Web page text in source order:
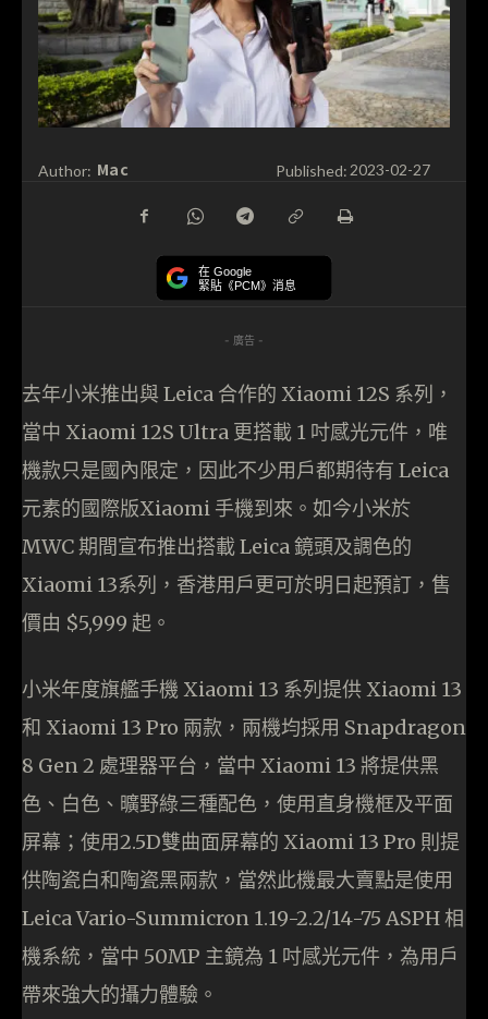
Author: Mac Published:2023-02-27
在 Google
緊貼《PCM》消息
- 廣告 -
去年小米推出與 Leica 合作的 Xiaomi 12S 系列，
當中 Xiaomi 12S Ultra 更搭載 1 吋感光元件，唯
機款只是國內限定，因此不少用戶都期待有 Leica
元素的國際版Xiaomi 手機到來。如今小米於
MWC 期間宣布推出搭載 Leica 鏡頭及調色的
Xiaomi 13系列，香港用戶更可於明日起預訂，售
價由 $5,999 起。
小米年度旗艦手機 Xiaomi 13 系列提供 Xiaomi 13
和 Xiaomi 13 Pro 兩款，兩機均採用 Snapdragon
8 Gen 2 處理器平台，當中 Xiaomi 13 將提供黑
色、白色、曠野綠三種配色，使用直身機框及平面
屏幕；使用2.5D雙曲面屏幕的 Xiaomi 13 Pro 則提
供陶瓷白和陶瓷黑兩款，當然此機最大賣點是使用
Leica Vario-Summicron 1.19-2.2/14-75 ASPH 相
機系統，當中 50MP 主鏡為 1 吋感光元件，為用戶
帶來強大的攝力體驗。